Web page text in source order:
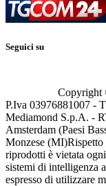
Seguici su
Copyright
P.Iva 03976881007 -
Mediamond S.p.A. -
Amsterdam (Paesi
Monzese (MI)Rispetto
riprodotti è vietata
sistemi di intelligenza
espresso di utilizzare